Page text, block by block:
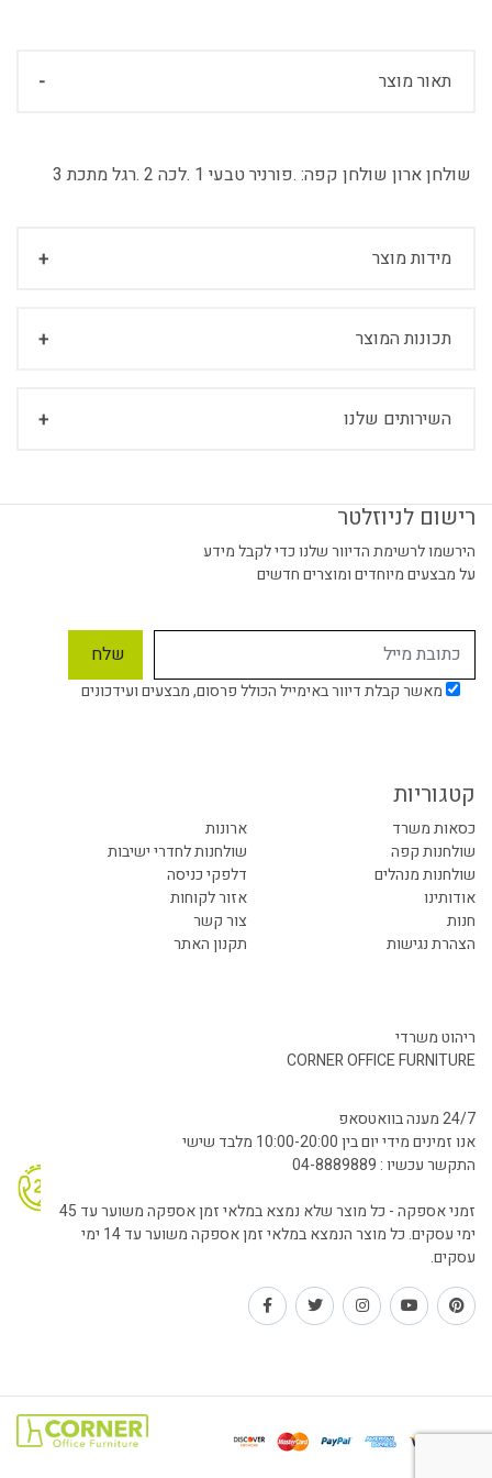
תאור מוצר
שולחן ארון שולחן קפה: .פורניר טבעי 1 .לכה 2 .רגל מתכת 3
מידות מוצר
תכונות המוצר
השירותים שלנו
רישום לניוזלטר
הירשמו לרשימת הדיוור שלנו כדי לקבל מידע
על מבצעים מיוחדים ומוצרים חדשים
מאשר קבלת דיוור באימייל הכולל פרסום, מבצעים ועידכונים
קטגוריות
כסאות משרד
ארונות
שולחנות קפה
שולחנות לחדרי ישיבות
שולחנות מנהלים
דלפקי כניסה
אודותינו
אזור לקוחות
חנות
צור קשר
הצהרת נגישות
תקנון האתר
ריהוט משרדי
CORNER OFFICE FURNITURE
24/7 מענה בוואטסאפ
אנו זמינים מידי יום בין 10:00-20:00 מלבד שישי
התקשר עכשיו : 04-8889889
זמני אספקה - כל מוצר שלא נמצא במלאי זמן אספקה משוער עד 45
ימי עסקים. כל מוצר הנמצא במלאי זמן אספקה משוער עד 14 ימי
עסקים.